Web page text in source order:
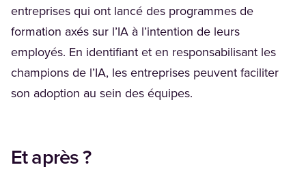
entreprises qui ont lancé des programmes de
formation axés sur l’IA à l’intention de leurs
employés. En identifiant et en responsabilisant les
champions de l’IA, les entreprises peuvent faciliter
son adoption au sein des équipes.
Et après ?